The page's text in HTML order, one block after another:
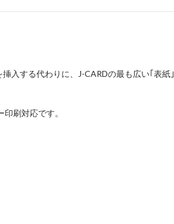
入する代わりに、J-CARDの最も広い｢表
刷対応です。